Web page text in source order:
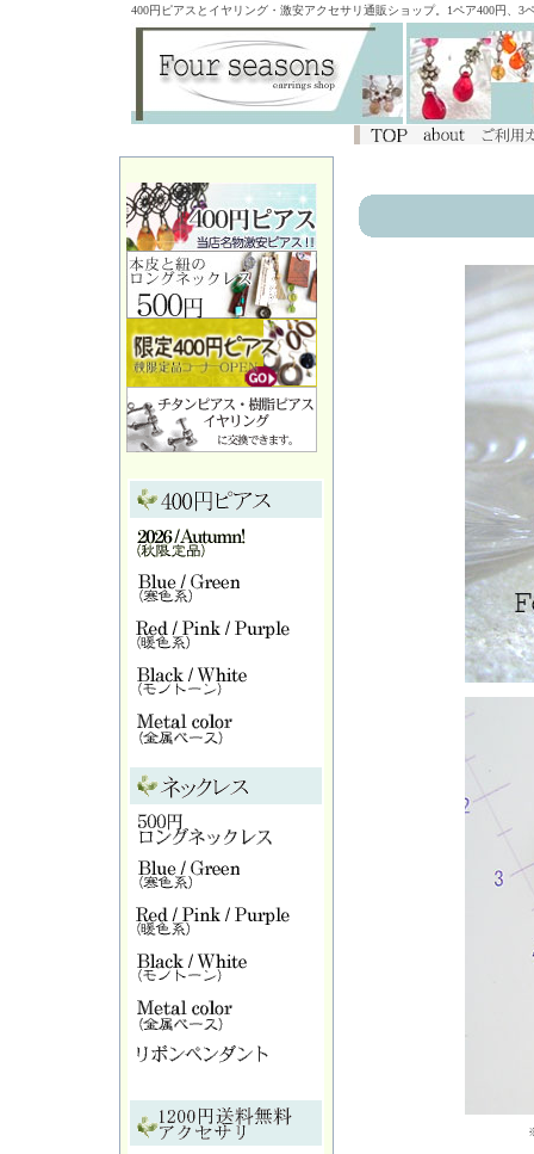
400円ピアスとイヤリング・激安アクセサリ通販ショップ。1ペア400円、